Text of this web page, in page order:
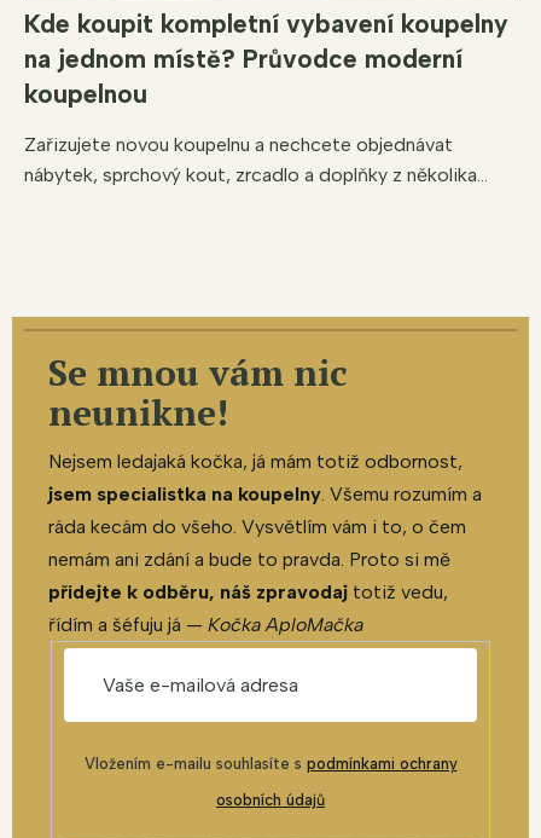
Kde koupit kompletní vybavení koupelny
na jednom místě? Průvodce moderní
koupelnou
Zařizujete novou koupelnu a nechcete objednávat
nábytek, sprchový kout, zrcadlo a doplňky z několika...
Se mnou vám nic
neunikne!
Nejsem ledajaká kočka, já mám totiž odbornost,
jsem specialistka na koupelny . Všemu rozumím a
ráda kecám do všeho. Vysvětlím vám i to, o čem
nemám ani zdání a bude to pravda. Proto si mě
přidejte k odběru, náš zpravodaj totiž vedu,
řídím a šéfuju já — Kočka AploMačka
Vložením e-mailu souhlasíte s podmínkami ochrany
osobních údajů